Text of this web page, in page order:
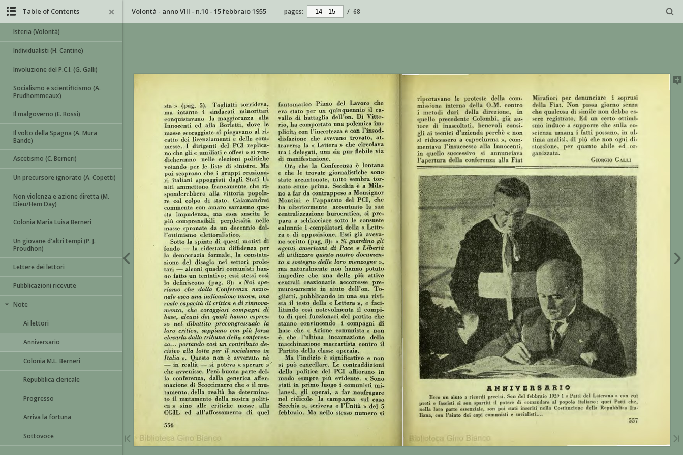
Volontà - anno VIII - n.10 - 15 febbraio 1955 pages: / 68
Table of Contents
Isteria (Volontà)
Individualisti (H. Cantine)
Involuzione del P.C.I. (G. Galli)
Socialismo e scientificismo (A.
Prudhommeaux)
Il malgoverno (E. Rossi)
Il volto della Spagna (A. Mura
Bande)
Ascetismo (C. Berneri)
Un precursore ignorato (A. Copetti)
Non violenza e azione diretta (M.
Dieu/Hem Day)
Colonia Maria Luisa Berneri
Un giovane d'altri tempi (P. J.
Proudhon)
Lettere dei lettori
Pubblicazioni ricevute
Note
Ai lettori
Anniversario
Colonia M.L. Berneri
Repubblica clericale
Progresso
Arriva la fortuna
Sottovoce